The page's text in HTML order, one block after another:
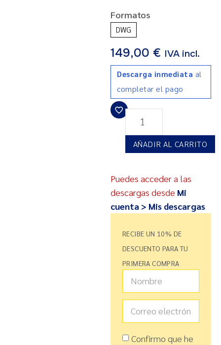
Formatos
DWG
149,00 € IVA incl.
Descarga inmediata al
completar el pago
AÑADIR AL CARRITO
Puedes acceder a las
descargas desde Mi
cuenta > Mis descargas
RECIBE UN 10% DE
DESCUENTO PARA TU
PRIMERA COMPRA
Confirmo que he